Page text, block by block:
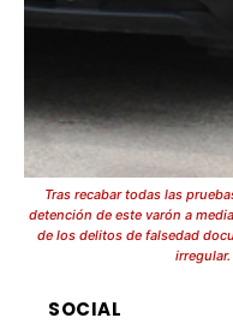
Tras recabar todas las
detención de este varón a
de los delitos de falsedad
SOCIAL